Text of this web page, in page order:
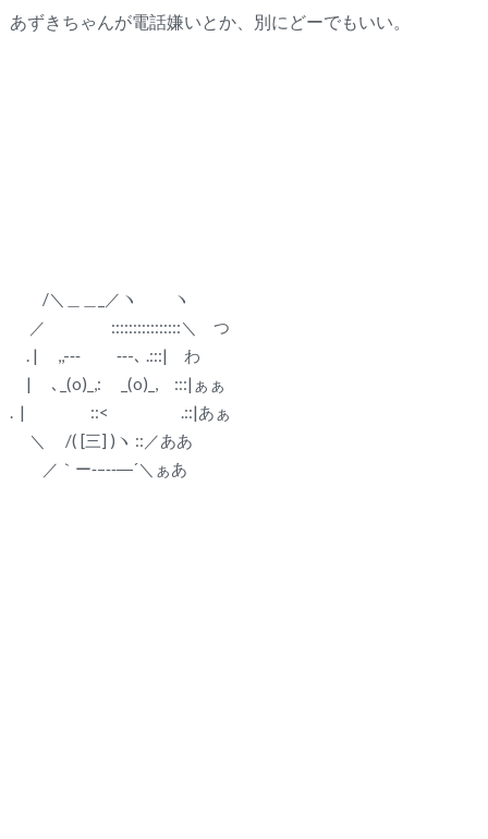
あずきちゃんが電話嫌いとか、別にどーでもいい。
/＼＿＿_／ヽ ヽ
／ ::::::::::::::::＼ つ
. | ,,-‐‐ ‐‐-､ .:::| わ
| ､_(o)_,: _(o)_, :::|ぁぁ
. | ::< .::|あぁ
＼ /( [三] )ヽ ::／ああ
／｀ー‐–‐‐―´＼ぁあ